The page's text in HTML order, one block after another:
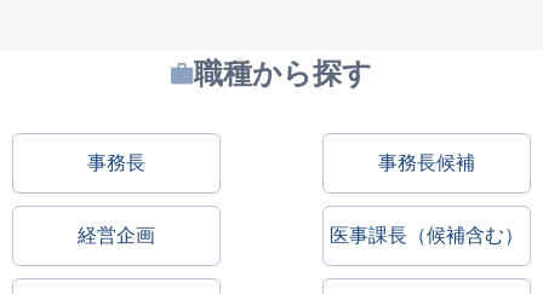
職種から探す
事務長 事務長候補
経営企画 医事課長（候補含む）